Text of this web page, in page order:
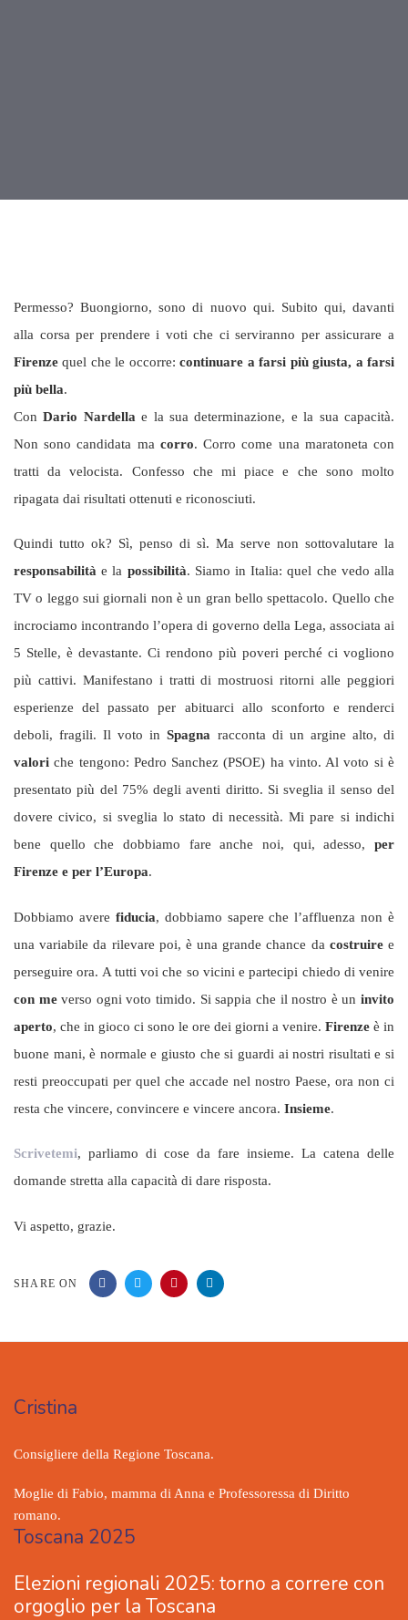
Permesso? Buongiorno, sono di nuovo qui. Subito qui, davanti
alla corsa per prendere i voti che ci serviranno per assicurare a
Firenze quel che le occorre:continuare a farsi più giusta, a farsi
più bella.
ConDario Nardella e la sua determinazione, e la sua capacità.
Non sono candidata ma corro. Corro come una maratoneta con
tratti da velocista. Confesso che mi piace e che sono molto
ripagata dai risultati ottenuti e riconosciuti.
Quindi tutto ok? Sì, penso di sì. Ma serve non sottovalutare la
responsabilità e la possibilità. Siamo in Italia: quel che vedo alla
TV o leggo sui giornali non è un gran bello spettacolo. Quello che
incrociamo incontrando l’opera di governo della Lega, associata ai
5 Stelle, è devastante. Ci rendono più poveri perché ci vogliono
più cattivi. Manifestano i tratti di mostruosi ritorni alle peggiori
esperienze del passato per abituarci allo sconforto e renderci
deboli, fragili. Il voto inSpagna racconta di un argine alto, di
valori che tengono: Pedro Sanchez (PSOE) ha vinto. Al voto si è
presentato più del 75% degli aventi diritto. Si sveglia il senso del
dovere civico, si sveglia lo stato di necessità. Mi pare si indichi
bene quello che dobbiamo fare anche noi, qui, adesso, per
Firenze e per l’Europa.
Dobbiamo avere fiducia, dobbiamo sapere che l’affluenza non è
una variabile da rilevare poi, è una grande chance da costruiree
perseguire ora. A tutti voi che so vicini e partecipi chiedo di venire
con meverso ogni voto timido. Si sappia che il nostro è uninvito
aperto, che in gioco ci sono le ore dei giorni a venire. Firenze è in
buone mani, è normale e giusto che si guardi ai nostri risultati e si
resti preoccupati per quel che accade nel nostro Paese, ora non ci
resta che vincere, convincere e vincere ancora. Insieme.
Scrivetemi, parliamo di cose da fare insieme. La catena delle
domande stretta alla capacità di dare risposta.
Vi aspetto, grazie.
SHARE ON
Cristina
Consigliere della Regione Toscana.
Moglie di Fabio, mamma di Anna e Professoressa di Diritto
romano.
Toscana 2025
Elezioni regionali 2025: torno a correre con
orgoglio per la Toscana